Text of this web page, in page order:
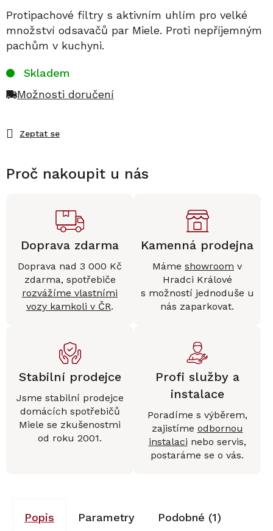
Protipachové filtry s aktivním uhlím pro velké
množství odsavačů par Miele. Proti nepříjemným
pachům v kuchyni.
Zeptat se
Skladem
Možnosti doručení
Proč nakoupit u nás
Doprava zdarma
Doprava nad 3 000 Kč
zdarma, spotřebiče
rozvážíme vlastními
vozy kamkoli v ČR.
Kamenná prodejna
Máme showroom v
Hradci Králové
s možností jednoduše u
nás zaparkovat.
Stabilní prodejce
Jsme stabilní prodejce
domácích spotřebičů
Miele se zkušenostmi
od roku 2001.
Profi služby a
instalace
Poradíme s výběrem,
zajistíme odbornou
instalaci nebo servis,
postaráme se o vás.
Popis Parametry Podobné (1)